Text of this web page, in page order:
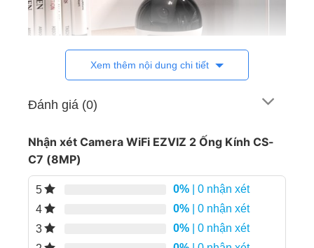
Camera WiFi EZVIZ 2 Ống Kính CS-C7 (8MP)
Hình ảnh siêu nét – 2 Ống kính 4MP
Tổng độ phân giải 8MP
(4MP + 4MP) cho chất
lượng video chuẩn 2K+ sắc nét.
Xem thêm nội dung chi tiết
Đánh giá (0)
Nhận xét Camera WiFi EZVIZ 2 Ống Kính CS-
C7 (8MP)
5 0% | 0 nhận xét
4
0% | 0 nhận xét
3
0% | 0 nhận xét